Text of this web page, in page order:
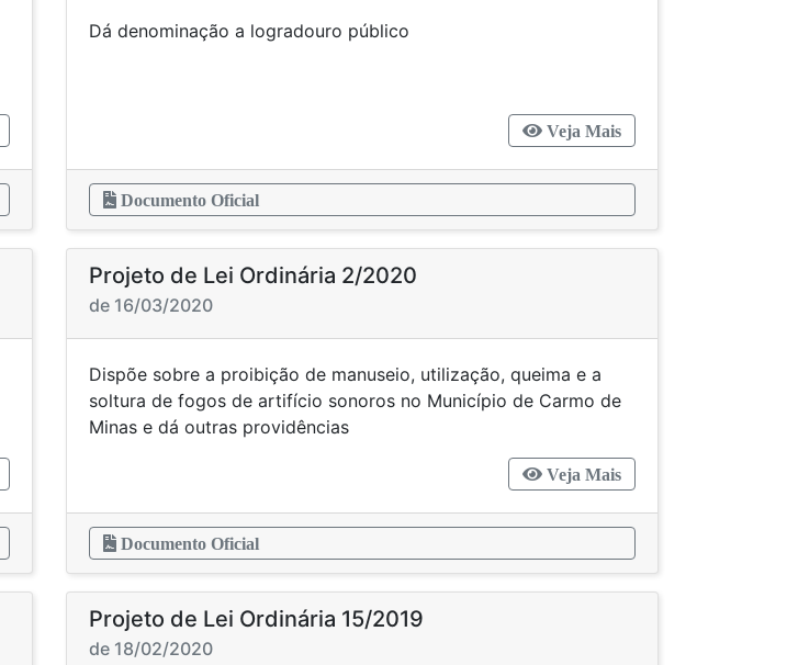
Dá denominação a logradouro público
Veja Mais
Documento Oficial
Projeto de Lei Ordinária 2/2020
de 16/03/2020
Dispõe sobre a proibição de manuseio, utilização, queima e a
soltura de fogos de artifício sonoros no Município de Carmo de
Minas e dá outras providências
Veja Mais
Documento Oficial
Projeto de Lei Ordinária 15/2019
de 18/02/2020